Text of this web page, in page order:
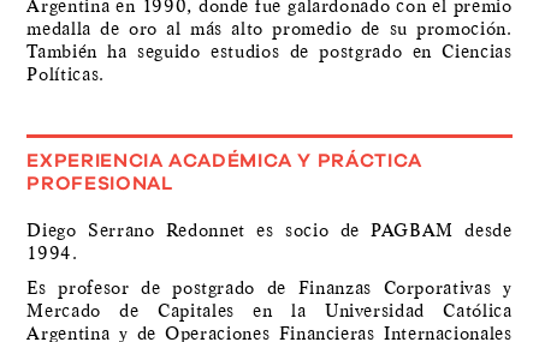
Argentina en 1990, donde fue galardonado con el premio
medalla de oro al más alto promedio de su promoción.
También ha seguido estudios de postgrado en Ciencias
Políticas.
EXPERIENCIA ACADÉMICA Y PRÁCTICA
PROFESIONAL
Diego Serrano Redonnet es socio de PAGBAM desde
1994.
Es profesor de postgrado de Finanzas Corporativas y
Mercado de Capitales en la Universidad Católica
Argentina y de Operaciones Financieras Internacionales